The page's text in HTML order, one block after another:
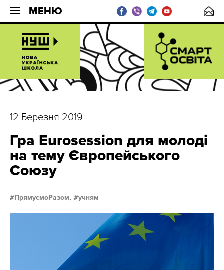
МЕНЮ
12 Березня 2019
Гра Eurosession для молоді
на тему Європейського
Союзу
ПрямуємоРазом, учням